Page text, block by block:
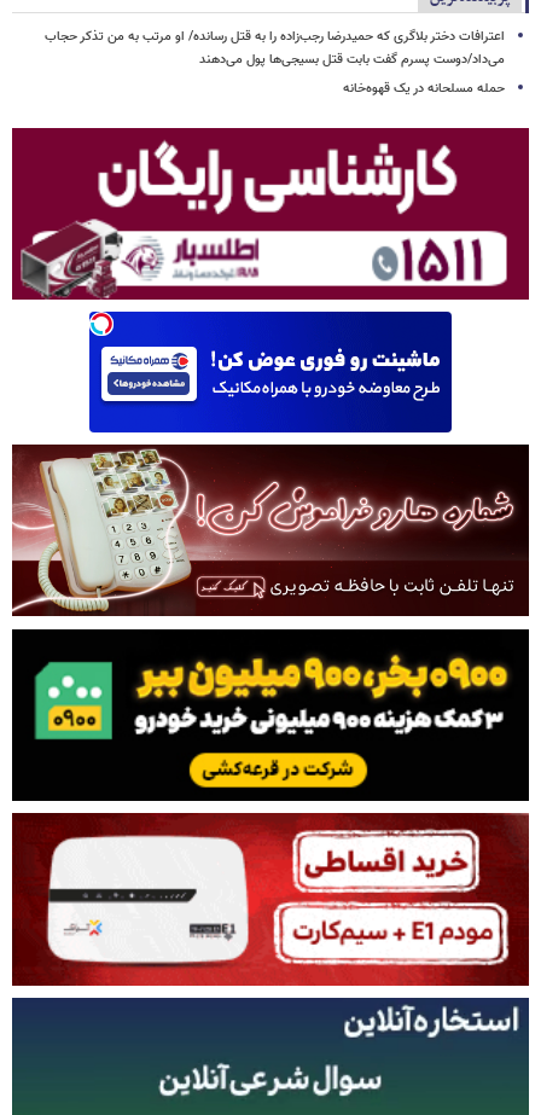
اعترافات دختر بلاگری که حمیدرضا رجب‌زاده را به قتل رسانده/ او مرتب به من تذکر حجاب
می‌داد/دوست پسرم گفت بابت قتل بسیجی‌ها پول می‌دهند
حمله مسلحانه در یک قهوه‌خانه